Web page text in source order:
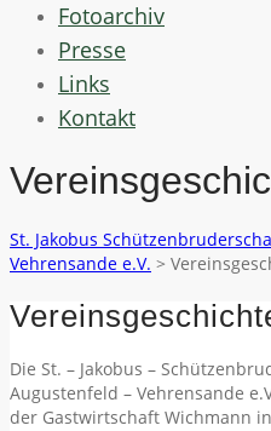
Fotoarchiv
Presse
Links
Kontakt
St. Jakobus
Vehrensande e.V. >
Die St. – Jakobus –
Augustenfeld – Vehrensande
der Gastwirtschaft Wichmann